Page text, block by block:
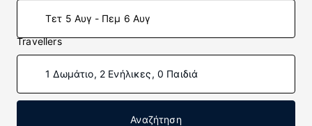
Τετ 5 Αυγ - Πεμ 6 Αυγ
Travellers
1 Δωμάτιο, 2 Ενήλικες, 0 Παιδιά
Αναζήτηση